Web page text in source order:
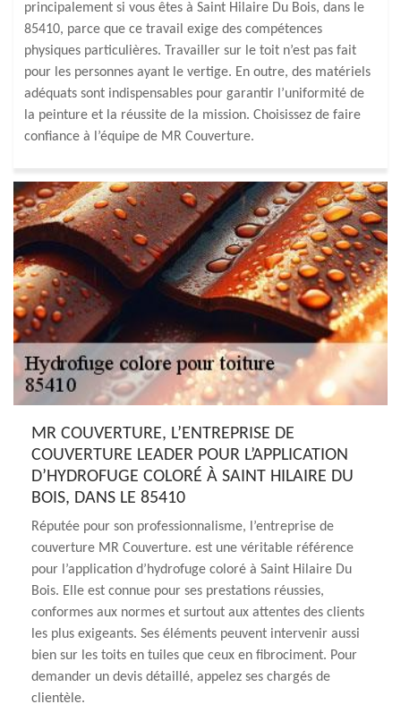
principalement si vous êtes à Saint Hilaire Du Bois, dans le
85410, parce que ce travail exige des compétences
physiques particulières. Travailler sur le toit n’est pas fait
pour les personnes ayant le vertige. En outre, des matériels
adéquats sont indispensables pour garantir l’uniformité de
la peinture et la réussite de la mission. Choisissez de faire
confiance à l’équipe de MR Couverture.
MR COUVERTURE, L’ENTREPRISE DE
COUVERTURE LEADER POUR L’APPLICATION
D’HYDROFUGE COLORÉ À SAINT HILAIRE DU
BOIS, DANS LE 85410
Réputée pour son professionnalisme, l’entreprise de
couverture MR Couverture. est une véritable référence
pour l’application d’hydrofuge coloré à Saint Hilaire Du
Bois. Elle est connue pour ses prestations réussies,
conformes aux normes et surtout aux attentes des clients
les plus exigeants. Ses éléments peuvent intervenir aussi
bien sur les toits en tuiles que ceux en fibrociment. Pour
demander un devis détaillé, appelez ses chargés de
clientèle.